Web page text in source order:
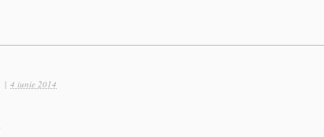
| 4 iunie 2014